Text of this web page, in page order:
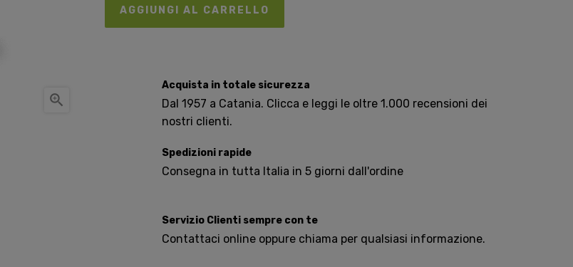

AGGIUNGI AL CARRELLO
Acquista in totale sicurezza
Dal 1957 a Catania. Clicca e leggi le oltre 1.000 recensioni dei
nostri clienti.
Spedizioni rapide
Consegna in tutta Italia in 5 giorni dall'ordine
Servizio Clienti sempre con te
Contattaci online oppure chiama per qualsiasi informazione.